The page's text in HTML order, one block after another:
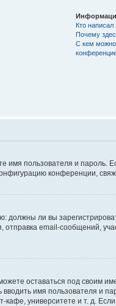
Кто
Почему
С кем можно
имя пользователя и
конференции,
должны ли вы
email-сообщений,
оставаться под своим
имя пользователя
кафе, университете и т. д.